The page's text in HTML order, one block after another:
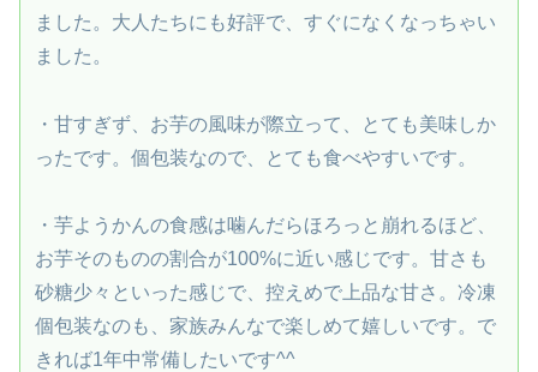
ました。大人たちにも好評で、すぐになくなっちゃい
ました。
・甘すぎず、お芋の風味が際立って、とても美味しか
ったです。個包装なので、とても食べやすいです。
・芋ようかんの食感は噛んだらほろっと崩れるほど、
お芋そのものの割合が100%に近い感じです。甘さも
砂糖少々といった感じで、控えめで上品な甘さ。冷凍
個包装なのも、家族みんなで楽しめて嬉しいです。で
きれば1年中常備したいです^^